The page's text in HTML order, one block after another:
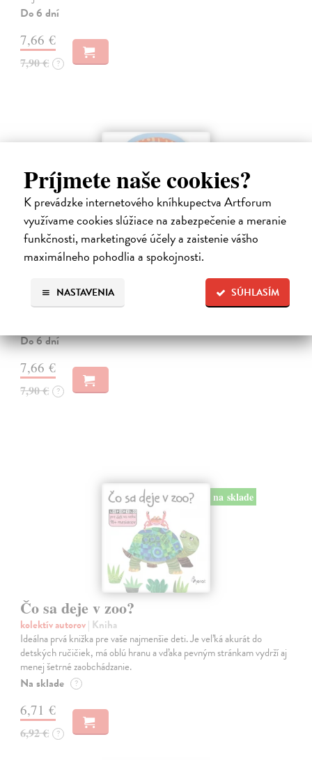
Príjmete naše cookies?
K prevádzke internetového kníhkupectva Artforum
využívame cookies slúžiace na zabezpečenie a meranie
funkčnosti, marketingové účely a zaistenie vášho
maximálneho pohodlia a spokojnosti.
SÚHLASÍM
NASTAVENIA
Do 6 dní
7,66 €
7,90 € ?
kolektív autorov| Kniha
Táto knižka s veselými obrázkami a rôzne tvarovanými stránkami
Do 6 dní
7,66 €
7,90 € ?
na sklade
Čo sa deje v zoo?
kolektív autorov| Kniha
Ideálna prvá knižka pre vaše najmenšie deti. Je veľká akurát do
detských ručičiek, má oblú hranu a vďaka pevným stránkam vydrží aj
menej šetrné zaobchádzanie.
Na sklade ?
6,71 €
6,92 € ?